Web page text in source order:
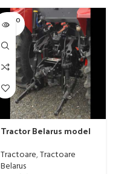
SOLD O
UT
Tractor Belarus model
Tractoare,Tractoare
Belarus